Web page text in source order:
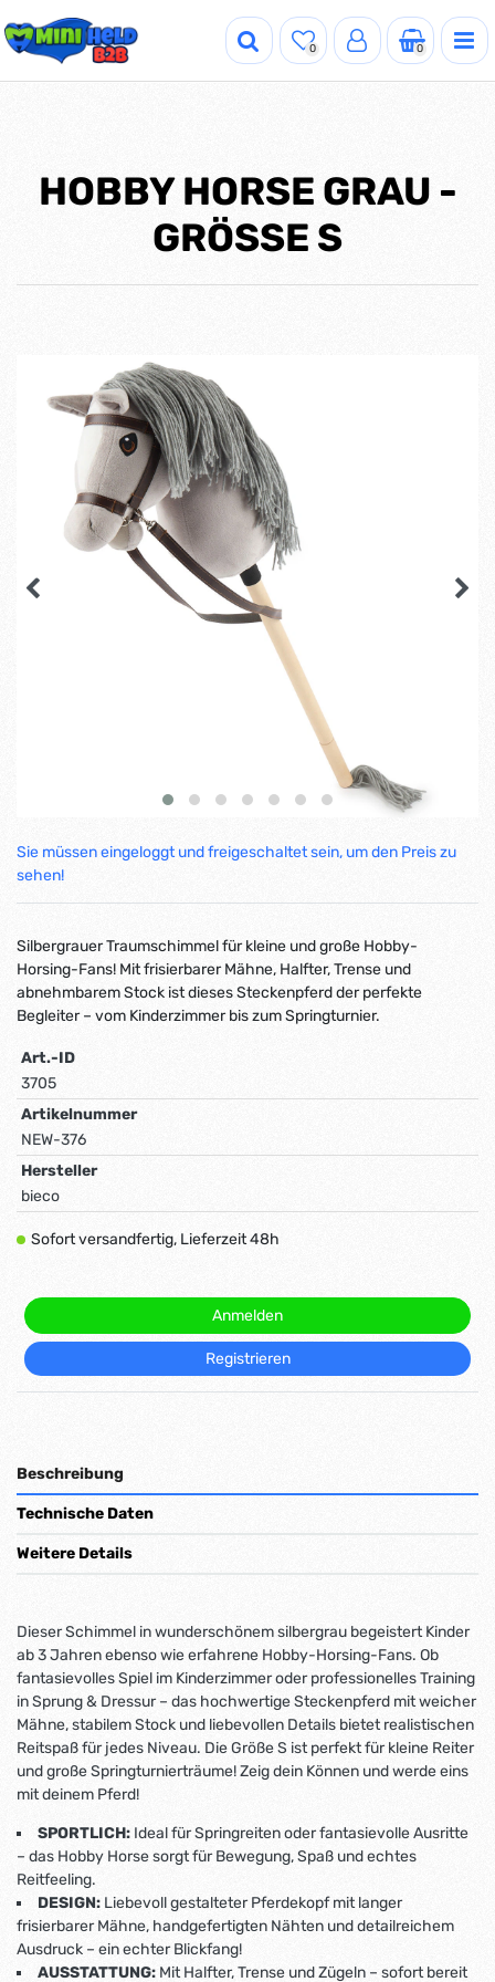
0 0
HOBBY HORSE GRAU -
GRÖSSE S
Sie müssen eingeloggt und freigeschaltet sein, um den Preis zu
sehen!
Silbergrauer Traumschimmel für kleine und große Hobby-
Horsing-Fans! Mit frisierbarer Mähne, Halfter, Trense und
abnehmbarem Stock ist dieses Steckenpferd der perfekte
Begleiter – vom Kinderzimmer bis zum Springturnier.
Art.-ID
3705
Artikelnummer
NEW-376
Hersteller
bieco
Sofort versandfertig, Lieferzeit 48h
Anmelden
Registrieren
Beschreibung
Technische Daten
Weitere Details
Dieser Schimmel in wunderschönem silbergrau begeistert Kinder
ab 3 Jahren ebenso wie erfahrene Hobby-Horsing-Fans. Ob
fantasievolles Spiel im Kinderzimmer oder professionelles Training
in Sprung & Dressur – das hochwertige Steckenpferd mit weicher
Mähne, stabilem Stock und liebevollen Details bietet realistischen
Reitspaß für jedes Niveau. Die Größe S ist perfekt für kleine Reiter
und große Springturnierträume! Zeig dein Können und werde eins
mit deinem Pferd!
SPORTLICH: Ideal für Springreiten oder fantasievolle Ausritte
– das Hobby Horse sorgt für Bewegung, Spaß und echtes
Reitfeeling.
DESIGN: Liebevoll gestalteter Pferdekopf mit langer
frisierbarer Mähne, handgefertigten Nähten und detailreichem
Ausdruck – ein echter Blickfang!
AUSSTATTUNG: Mit Halfter, Trense und Zügeln – sofort bereit